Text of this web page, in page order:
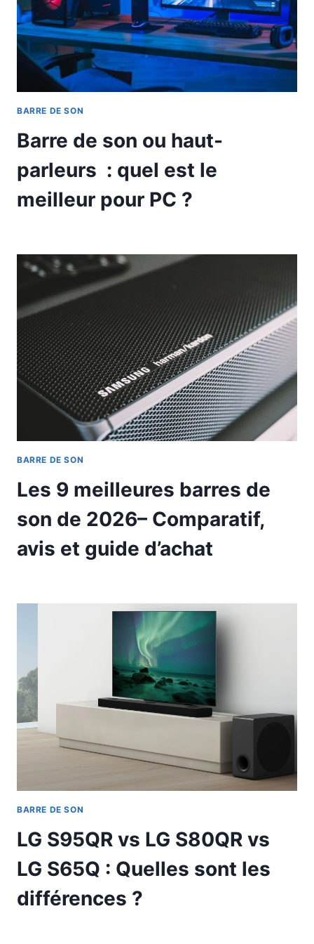
BARRE DE SON
Barre de son ou haut-
parleurs : quel est le
meilleur pour PC ?
BARRE DE SON
Les 9 meilleures barres de
son de 2026– Comparatif,
avis et guide d’achat
BARRE DE SON
LG S95QR vs LG S80QR vs
LG S65Q : Quelles sont les
différences ?